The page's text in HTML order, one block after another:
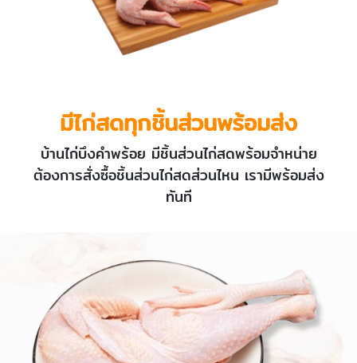
มีไก่สดทุกชิ้นส่วนพร้อมส่ง
บ้านไก่บึงคำพร้อย มีชิ้นส่วนไก่สดพร้อมจำหน่าย
ต้องการสั่งซื้อชิ้นส่วนไก่สดส่วนไหน เรามีพร้อมส่ง
ทันที